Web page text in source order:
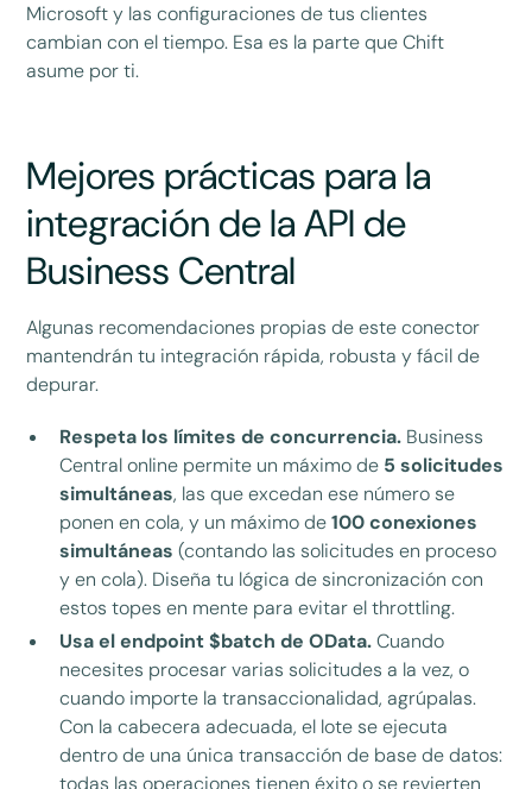
Microsoft y las configuraciones de tus clientes
cambian con el tiempo. Esa es la parte que Chift
asume por ti.
Mejores prácticas para la
integración de la API de
Business Central
Algunas recomendaciones propias de este conector
mantendrán tu integración rápida, robusta y fácil de
depurar.
Respeta los límites de concurrencia. Business
Central online permite un máximo de 5 solicitudes
simultáneas, las que excedan ese número se
ponen en cola, y un máximo de100 conexiones
simultáneas (contando las solicitudes en proceso
y en cola). Diseña tu lógica de sincronización con
estos topes en mente para evitar el throttling.
Usa el endpoint $batch de OData.Cuando
necesites procesar varias solicitudes a la vez, o
cuando importe la transaccionalidad, agrúpalas.
Con la cabecera adecuada, el lote se ejecuta
dentro de una única transacción de base de datos:
todas las operaciones tienen éxito o se revierten